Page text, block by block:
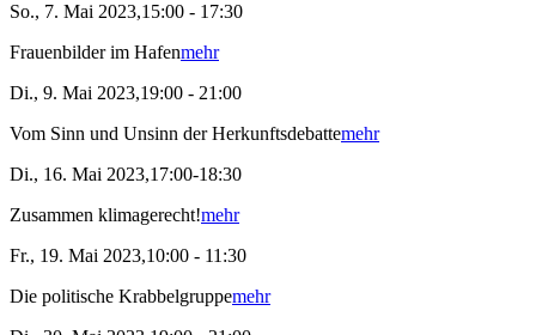
So., 7. Mai 2023,15:00 - 17:30
Frauenbilder im Hafenmehr
Di., 9. Mai 2023,19:00 - 21:00
Vom Sinn und Unsinn der Herkunftsdebattemehr
Di., 16. Mai 2023,17:00-18:30
Zusammen klimagerecht!mehr
Fr., 19. Mai 2023,10:00 - 11:30
Die politische Krabbelgruppemehr